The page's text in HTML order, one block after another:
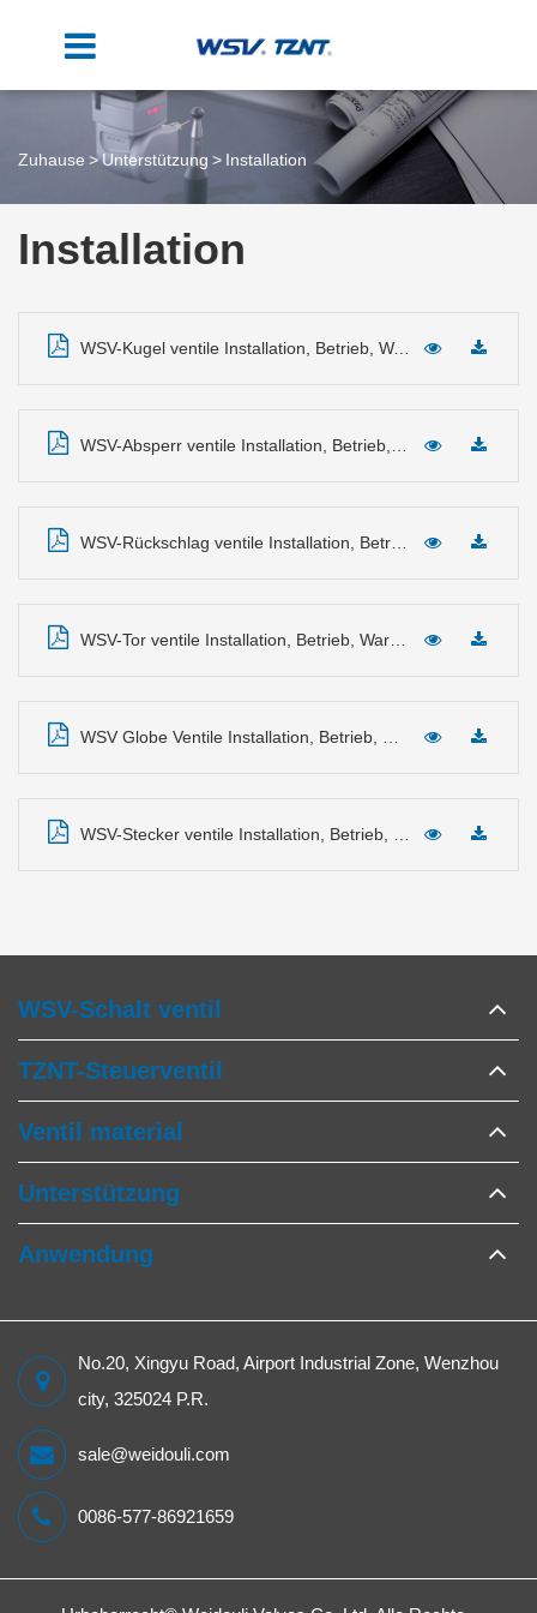
Zuhause Unterstützung Installation
Installation
WSV-Kugel ventile Installation, Betrieb, Wartungs handbuch
WSV-Absperr ventile Installation, Betrieb, Wartungs handbuch
WSV-Rückschlag ventile Installation, Betrieb, Wartungs handbuch
WSV-Tor ventile Installation, Betrieb, Wartungs handbuch
WSV Globe Ventile Installation, Betrieb, Wartungs handbuch
WSV-Stecker ventile Installation, Betrieb, Wartungs handbuch
WSV-Schalt ventil
TZNT-Steuerventil
Ventil material
Unterstützung
Anwendung
No.20, Xingyu Road, Airport Industrial Zone, Wenzhou
city, 325024 P.R.
sale@weidouli.com
0086-577-86921659